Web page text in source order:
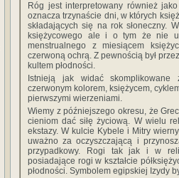
Róg jest interpretowany również
oznacza trzynaście dni, w których
składających się na rok słoneczny.
księżycowego ale i o tym że nie
menstrualnego z miesiącem
czerwoną ochrą. Z pewnością był
kultem płodności.
Istnieją jak widać skomplikowane
czerwonym kolorem, księżycem,
pierwszymi wierzeniami.
Wiemy z późniejszego okresu, że
cieniom dać siłę życiową. W wielu
ekstazy. W kulcie Kybele i Mitry
uważno za oczyszczającą i
przypadkowy. Rogi tak jak i w
posiadające rogi w kształcie
płodności. Symbolem egipskiej Izydy